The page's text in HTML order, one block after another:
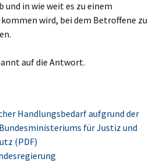
und in wie weit es zu einem
wird, bei dem Betroffene zu
auf die Antwort.
Handlungsbedarf aufgrund der
für Justiz und
(PDF)